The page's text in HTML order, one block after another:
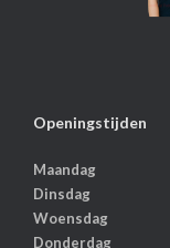
Openingstijden
Maandag
Dinsdag
Woensdag
Donderdag